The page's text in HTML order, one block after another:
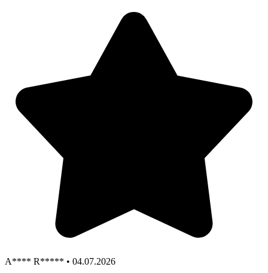
A**** R***** • 04.07.2026